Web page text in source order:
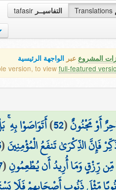
tafasir التفاسيــر Translations
المشروع عبر الواجهة الرئيسية
version, to view full-featured
أَوْ مَجْنُونٌ(
52
)أَتَوَاصَوْا بِهِ
فَإِنَّ الذِّكْرَىٰ تَنفَعُ الْمُؤْمِنِينَ(
مِّن رِّزْقٍ وَمَا أُرِيدُ أَن يُطْعِمُونِ(